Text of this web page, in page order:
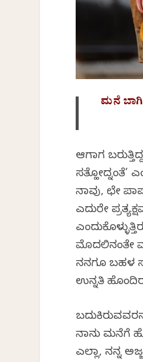
ಮನೆ
ಆಗಾಗ
ಸತ್ಹೋದ್ನಂತೆ’
ನಾವು, ಛೇ
ಎದುರೇ
ಮೊದಲಿನಂತೇ
ನನಗೂ ಬಹಳ
ಉನ್ನತಿ
ನಾನು ಮನೆಗೆ
ಎಲ್ಲಾ, ನನ್ನ